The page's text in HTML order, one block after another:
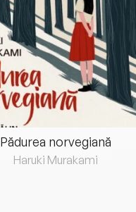
Pădurea norvegiană
Haruki Murakami